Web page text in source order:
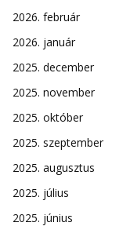
2026. február
2026. január
2025. december
2025. november
2025. október
2025. szeptember
2025. augusztus
2025. július
2025. június